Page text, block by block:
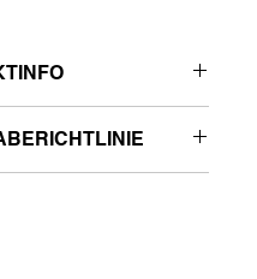
Portugal
Baumwolle | 15%